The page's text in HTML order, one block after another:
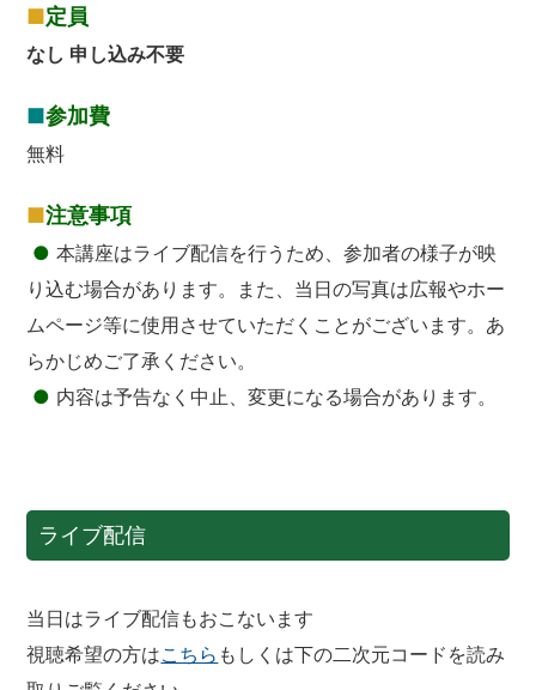
■定員
なし 申し込み不要
■参加費
無料
■注意事項
● 本講座はライブ配信を行うため、参加者の様子が映
り込む場合があります。また、当日の写真は広報やホー
ムページ等に使用させていただくことがございます。あ
らかじめご了承ください。
● 内容は予告なく中止、変更になる場合があります。
ライブ配信
当日はライブ配信もおこないます
視聴希望の方はこちら もしくは下の二次元コードを読み